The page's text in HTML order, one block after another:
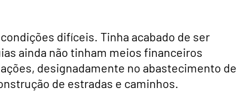
difíceis. Tinha acabado de ser
ainda não tinham meios financeiros
designadamente no abastecimento de
de estradas e caminhos.